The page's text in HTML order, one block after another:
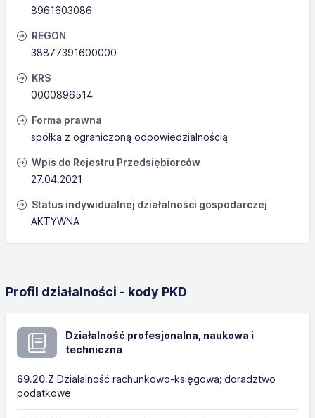
8961603086
REGON
38877391600000
KRS
0000896514
Forma prawna
spółka z ograniczoną odpowiedzialnością
Wpis do Rejestru Przedsiębiorców
27.04.2021
Status indywidualnej działalności gospodarczej
AKTYWNA
Profil działalności - kody PKD
Działalność profesjonalna, naukowa i
techniczna
69.20.Z Działalność rachunkowo-księgowa; doradztwo
podatkowe